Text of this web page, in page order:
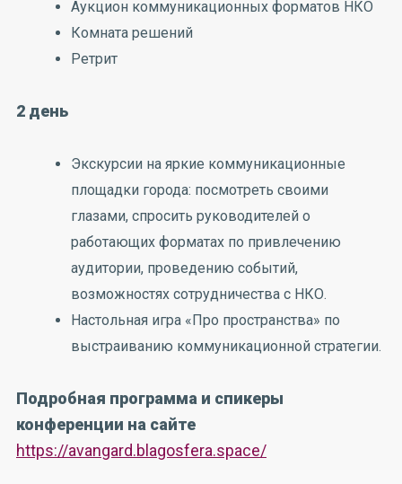
Аукцион коммуникационных форматов НКО
Комната решений
Ретрит
2 день
Экскурсии на яркие коммуникационные
площадки города: посмотреть своими
глазами, спросить руководителей о
работающих форматах по привлечению
аудитории, проведению событий,
возможностях сотрудничества с НКО.
Настольная игра «Про пространства» по
выстраиванию коммуникационной стратегии.
Подробная программа и спикеры
конференции на сайте
https://avangard.blagosfera.space/